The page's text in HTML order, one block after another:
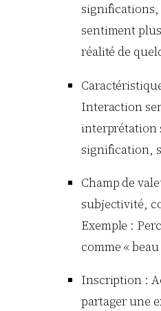
significations,
sentiment
réalité de
Interaction
interprétation
signification,
Champ de
subjectivité,
Exemple :
comme «
Inscription :
partager une